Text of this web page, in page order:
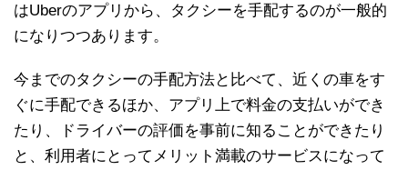
はUberのアプリから、タクシーを手配するのが一般的
になりつつあります。
今までのタクシーの手配方法と比べて、近くの車をす
ぐに手配できるほか、アプリ上で料金の支払いができ
たり、ドライバーの評価を事前に知ることができたり
と、利用者にとってメリット満載のサービスになって